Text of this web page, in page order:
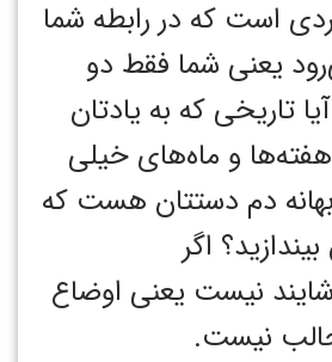
است که در رابطه شما
یعنی شما فقط دو
تاریخی که به یادتان
و ماه‌های خیلی
دم دستتان هست که
اگر
نیست یعنی اوضاع
نیست.